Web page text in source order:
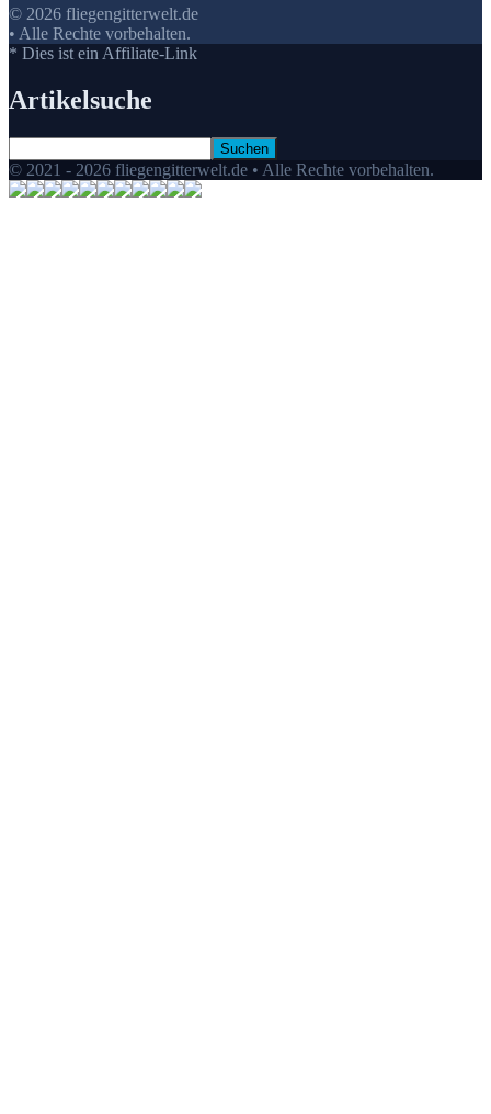
© 2026 fliegengitterwelt.de
• Alle Rechte vorbehalten.
* Dies ist ein Affiliate-Link
Artikelsuche
© 2021 - 2026 fliegengitterwelt.de • Alle Rechte vorbehalten.